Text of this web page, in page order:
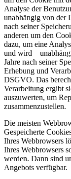
Analyse der
unabhängig von der
nach seiner
anderen um den
dazu, um eine
und wird –
Jahre nach seiner
Erhebung und
DSGVO. Das
Verarbeitung ergibt
auszuwerten, um
zusammenzustellen.
Die meisten
Gespeicherte
Ihres Webbrowsers
Ihres Webbrowsers
werden. Dann sind
Angebots verfügbar.